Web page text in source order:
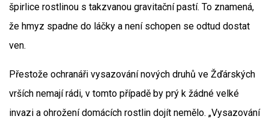
špirlice rostlinou s takzvanou gravitační pastí. To znamená,
že hmyz spadne do láčky a není schopen se odtud dostat
ven.
Přestože ochranáři vysazování nových druhů ve Žďárských
vrších nemají rádi, v tomto případě by prý k žádné velké
invazi a ohrožení domácích rostlin dojít nemělo. „Vysazování